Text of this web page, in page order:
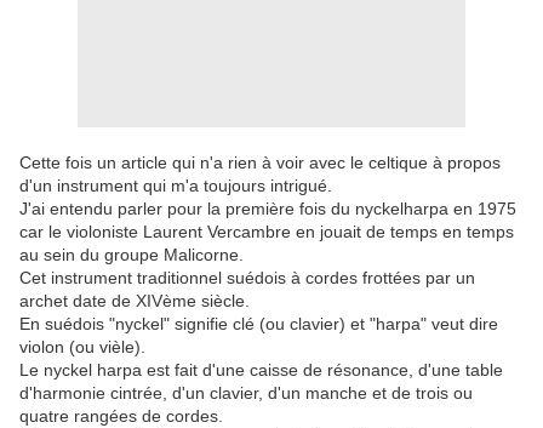
Cette fois un article qui n'a rien à voir avec le celtique à propos
d'un instrument qui m'a toujours intrigué.
J'ai entendu parler pour la première fois du nyckelharpa en 1975
car le violoniste Laurent Vercambre en jouait de temps en temps
au sein du groupe Malicorne.
Cet instrument traditionnel suédois à cordes frottées par un
archet date de XIVème siècle.
En suédois "nyckel" signifie clé (ou clavier) et "harpa" veut dire
violon (ou vièle).
Le nyckel harpa est fait d'une caisse de résonance, d'une table
d'harmonie cintrée, d'un clavier, d'un manche et de trois ou
quatre rangées de cordes.